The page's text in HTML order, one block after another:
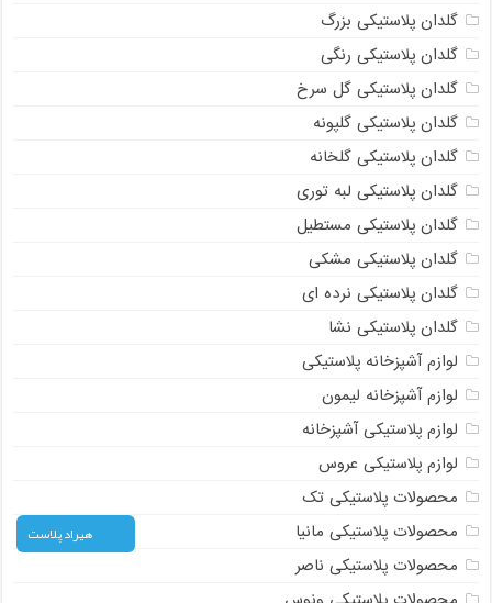
گلدان پلاستیکی بزرگ
گلدان پلاستیکی رنگی
گلدان پلاستیکی گل سرخ
گلدان پلاستیکی گلپونه
گلدان پلاستیکی گلخانه
گلدان پلاستیکی لبه توری
گلدان پلاستیکی مستطیل
گلدان پلاستیکی مشکی
گلدان پلاستیکی نرده ای
گلدان پلاستیکی نشا
لوازم آشپزخانه پلاستیکی
لوازم آشپزخانه لیمون
لوازم پلاستیکی آشپزخانه
لوازم پلاستیکی عروس
محصولات پلاستیکی تک
محصولات پلاستیکی مانیا
محصولات پلاستیکی ناصر
هیراد پلاست